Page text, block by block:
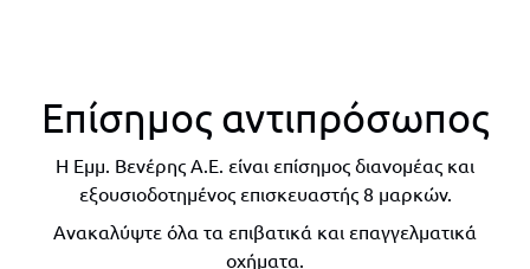
Επίσημος αντιπρόσωπος
Η Εμμ. Βενέρης Α.Ε. είναι επίσημος διανομέας και
εξουσιοδοτημένος επισκευαστής 8 μαρκών.
Ανακαλύψτε όλα τα επιβατικά και επαγγελματικά
οχήματα.